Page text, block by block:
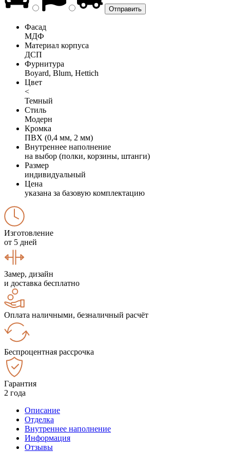
Фасад
МДФ
Материал корпуса
ДСП
Фурнитура
Boyard, Blum, Hettich
Цвет
<
Темный
Стиль
Модерн
Кромка
ПВХ (0,4 мм, 2 мм)
Внутреннее наполнение
на выбор (полки, корзины, штанги)
Размер
индивидуальный
Цена
указана за базовую комплектацию
Изготовление
от 5 дней
Замер, дизайн
и доставка бесплатно
Оплата наличными, безналичный расчёт
Беспроцентная рассрочка
Гарантия
2 года
Описание
Отделка
Внутреннее наполнение
Информация
Отзывы